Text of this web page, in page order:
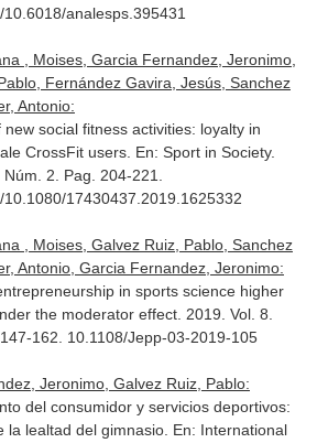
analesps.395431
, Moises, Garcia Fernandez, Jeronimo,
Fernández Gavira, Jesús, Sanchez
Antonio:
new social fitness activities: loyalty in
CrossFit users. En: Sport in Society.
2. Pag. 204-221.
10.1080/17430437.2019.1625332
, Moises, Galvez Ruiz, Pablo, Sanchez
Antonio, Garcia Fernandez, Jeronimo:
in sports science higher
the moderator effect. 2019. Vol. 8.
162. 10.1108/Jepp-03-2019-105
Jeronimo, Galvez Ruiz, Pablo:
del consumidor y servicios deportivos:
la lealtad del gimnasio. En: International